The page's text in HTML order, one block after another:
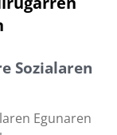
Sozialaren
Egunaren